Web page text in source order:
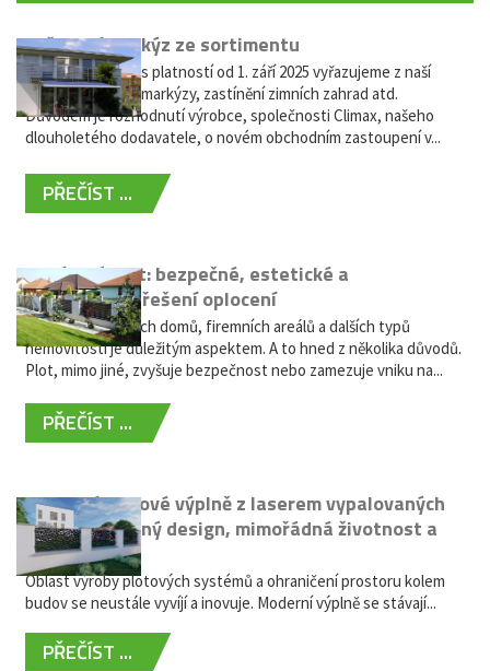
Vyřazení markýz ze sortimentu
Vážení zákazníci, s platností od 1. září 2025 vyřazujeme z naší
nabídky výsuvné markýzy, zastínění zimních zahrad atd.
Důvodem je rozhodnutí výrobce, společnosti Climax, našeho
dlouholetého dodavatele, o novém obchodním zastoupení v...
PŘEČÍST ...
Hliníkový plot: bezpečné, estetické a
bezúdržbové řešení oplocení
Oplocení rodinných domů, firemních areálů a dalších typů
nemovitostí je důležitým aspektem. A to hned z několika důvodů.
Plot, mimo jiné, zvyšuje bezpečnost nebo zamezuje vniku na...
PŘEČÍST ...
Moderní plotové výplně z laserem vypalovaných
kovů: výjimečný design, mimořádná životnost a
žádná údržba
Oblast výroby plotových systémů a ohraničení prostoru kolem
budov se neustále vyvíjí a inovuje. Moderní výplně se stávají...
PŘEČÍST ...